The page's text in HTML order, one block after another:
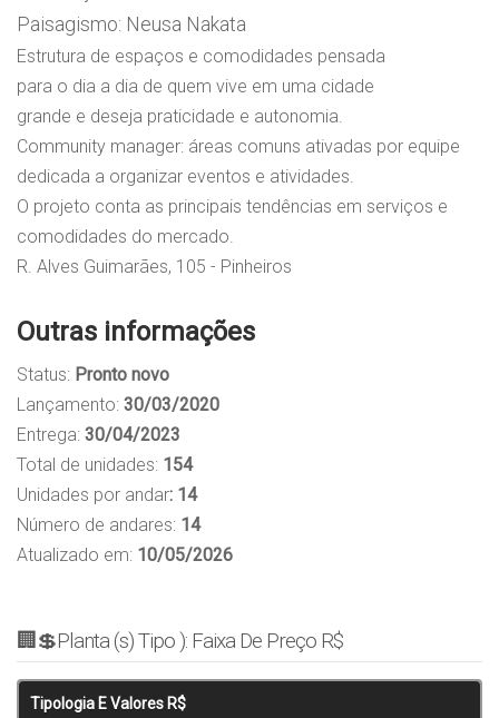
Paisagismo: Neusa Nakata
Estrutura de espaços e comodidades pensada
para o dia a dia de quem vive em uma cidade
grande e deseja praticidade e autonomia.
Community manager: áreas comuns ativadas por equipe
dedicada a organizar eventos e atividades.
O projeto conta as principais tendências em serviços e
comodidades do mercado.
R. Alves Guimarães, 105 - Pinheiros
Outras informações
Status: Pronto novo
Lançamento: 30/03/2020
Entrega: 30/04/2023
Total de unidades: 154
Unidades por andar: 14
Número de andares: 14
Atualizado em: 10/05/2026
🏢💲Planta (s) Tipo ): Faixa De Preço R$
Tipologia E Valores R$